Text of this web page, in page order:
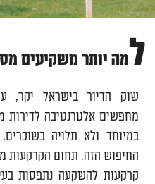
למה יותר משקיעים
שוק הדיור בישראל יקר,
מחפשים אלטרנטיבה לדירות
במיוחד ולא תלויה
החיפוש הזה, תחום הקרקעות
קרקעות להשקעה נתפסות